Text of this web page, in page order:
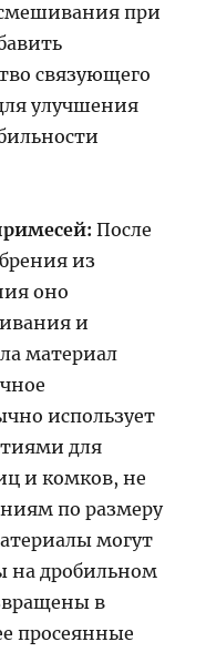
смешивания при
связующего
улучшения
После
из
оно
и
материал
использует
для
и комков, не
по размеру
могут
на дробильном
в
просеянные